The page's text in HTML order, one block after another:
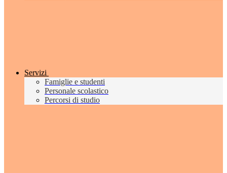
Servizi
Famiglie e studenti
Personale scolastico
Percorsi di studio